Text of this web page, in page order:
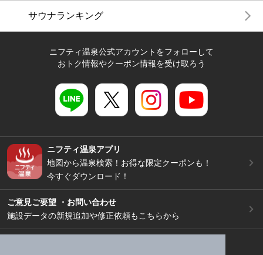
サウナランキング
ニフティ温泉公式アカウントをフォローして
おトク情報やクーポン情報を受け取ろう
ニフティ温泉アプリ
地図から温泉検索！お得な限定クーポンも！
今すぐダウンロード！
ご意見ご要望 ・お問い合わせ
施設データの新規追加や修正依頼もこちらから